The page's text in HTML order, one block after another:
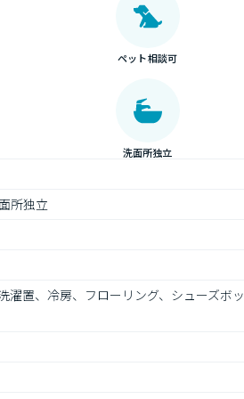
ペット相談可
洗面所独立
所独立
置、冷房、フローリング、シューズボッ